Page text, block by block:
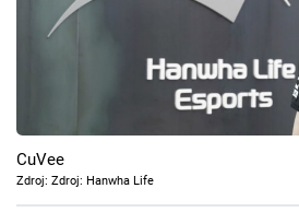
Cool Esport
TV Program
CuVee
Zdroj: Zdroj: Hanwha Life